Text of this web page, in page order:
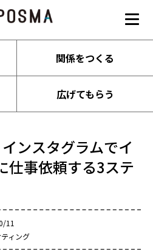
関係をつくる
広げてもらう
インスタグラムでイ
仕事依頼する3ステ
11
ィング